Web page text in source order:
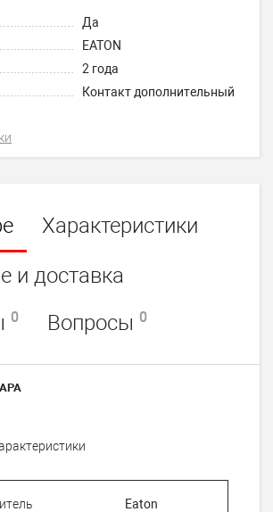
Да
EATON
2 года
Контакт дополнительный
Характеристики
и доставка
0 Вопросы 0
Eaton